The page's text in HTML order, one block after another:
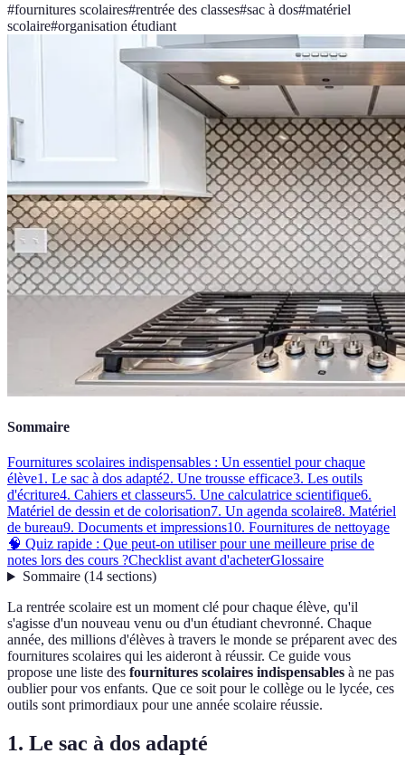
#fournitures scolaires#rentrée des classes#sac à dos#matériel
scolaire#organisation étudiant
Sommaire
Fournitures scolaires indispensables : Un essentiel pour chaque
élève1. Le sac à dos adapté2. Une trousse efficace3. Les outils
d'écriture4. Cahiers et classeurs5. Une calculatrice scientifique6.
Matériel de dessin et de colorisation7. Un agenda scolaire8. Matériel
de bureau9. Documents et impressions10. Fournitures de nettoyage
🧠 Quiz rapide : Que peut-on utiliser pour une meilleure prise de
notes lors des cours ?Checklist avant d'acheterGlossaire
Sommaire(14 sections)
La rentrée scolaire est un moment clé pour chaque élève, qu'il
s'agisse d'un nouveau venu ou d'un étudiant chevronné. Chaque
année, des millions d'élèves à travers le monde se préparent avec des
fournitures scolaires qui les aideront à réussir. Ce guide vous
propose une liste des fournitures scolaires indispensables à ne pas
oublier pour vos enfants. Que ce soit pour le collège ou le lycée, ces
outils sont primordiaux pour une année scolaire réussie.
1. Le sac à dos adapté